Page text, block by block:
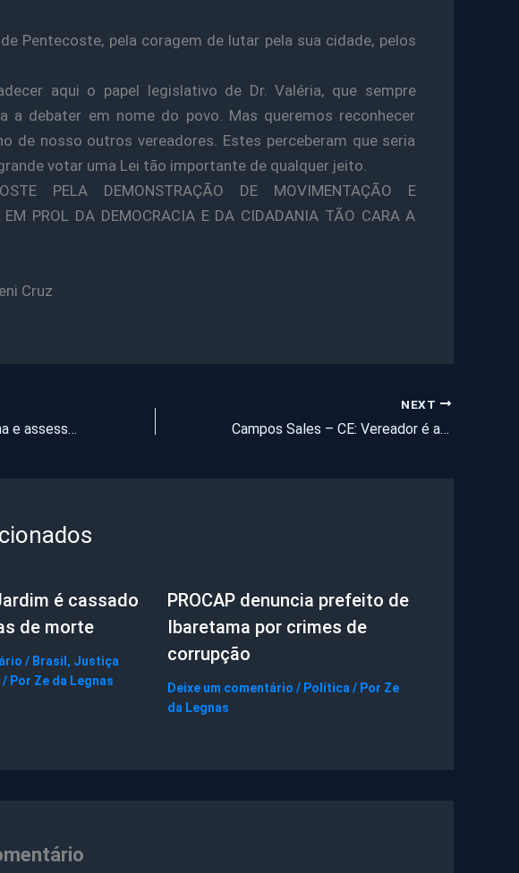
Pentecoste, pela coragem de lutar pela sua cidade, pelos
aqui o papel legislativo de Dr. Valéria, que sempre
a debater em nome do povo. Mas queremos reconhecer
de nosso outros vereadores. Estes perceberam que seria
votar uma Lei tão importante de qualquer jeito.
PELA DEMONSTRAÇÃO DE MOVIMENTAÇÃO E
EM PROL DA DEMOCRACIA E DA CIDADANIA TÃO CARA A
Cruz
Ex-prefeito de Barbalha e assessores são condenados pela Justiça Federal
NEXT
Campos Sales – CE: Vereador é acusado de ter relações sexuais com menor
é cassado
de morte
/ Brasil, Justiça
/ Por Ze da Legnas
PROCAP denuncia prefeito de
Ibaretama por crimes de
corrupção
Deixe um comentário / Política / Por Ze
da Legnas